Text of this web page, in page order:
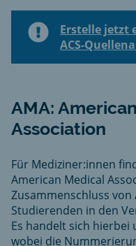
Erstelle jetzt
ACS-
AMA:
Association
Für Mediziner:innen
American Medical
Zusammenschluss
Studierenden in den
Es handelt sich hierbei
wobei die